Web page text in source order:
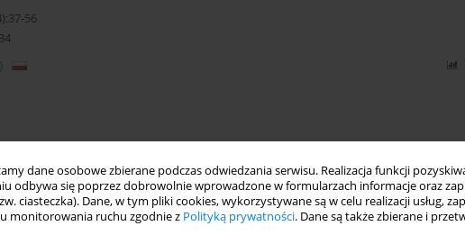
dane osobowe zbierane podczas odwiedzania serwisu. Realizacja funkcji
odbywa się poprzez dobrowolnie wprowadzone w formularzach informacje oraz
ciasteczka). Dane, w tym pliki cookies, wykorzystywane są w celu realizacji usług,
monitorowania ruchu zgodnie z Polityką prywatności. Dane są także zbierane i
56